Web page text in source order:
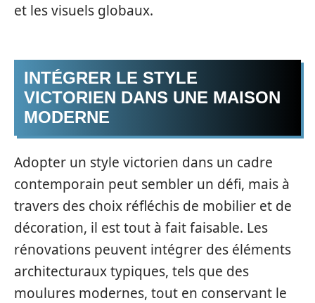
et les visuels globaux.
INTÉGRER LE STYLE
VICTORIEN DANS UNE MAISON
MODERNE
Adopter un style victorien dans un cadre
contemporain peut sembler un défi, mais à
travers des choix réfléchis de mobilier et de
décoration, il est tout à fait faisable. Les
rénovations peuvent intégrer des éléments
architecturaux typiques, tels que des
moulures modernes, tout en conservant le